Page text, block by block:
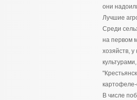
они
Лучшие
Среди
на первом
хозяйств,
В числе